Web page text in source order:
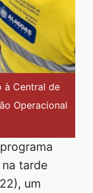
à Central de
Operacional
tarde
um